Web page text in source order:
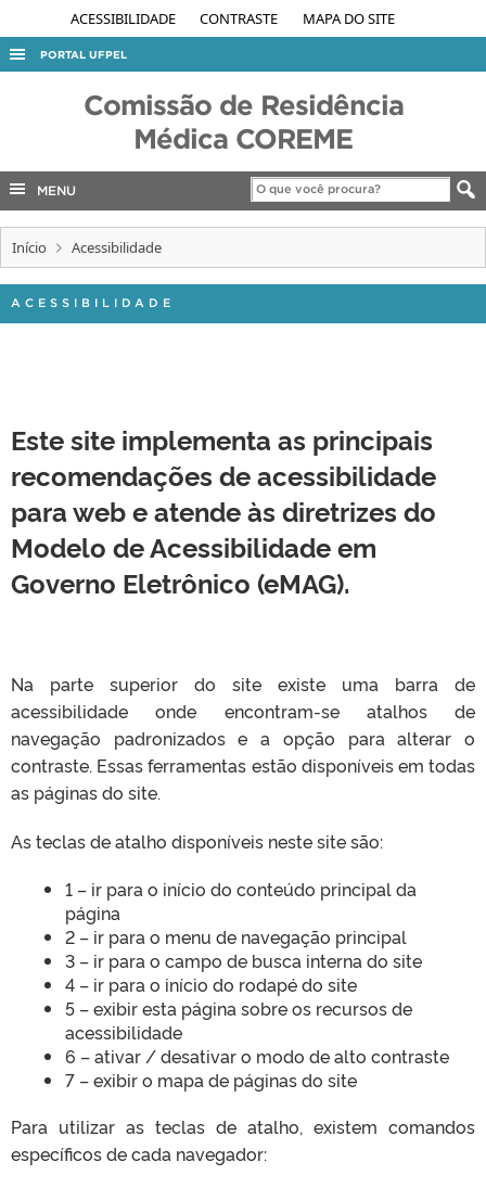
ACESSIBILIDADE CONTRASTE MAPA DO SITE
PORTAL UFPEL
Comissão de Residência
Médica COREME
MENU
Início Acessibilidade
ACESSIBILIDADE
Este site implementa as principais
recomendações de acessibilidade
para web e atende às diretrizes do
Modelo de Acessibilidade em
Governo Eletrônico (eMAG).
Na parte superior do site existe uma barra de
acessibilidade onde encontram-se atalhos de
navegação padronizados e a opção para alterar o
contraste. Essas ferramentas estão disponíveis em todas
as páginas do site.
As teclas de atalho disponíveis neste site são:
1 – ir para o início do conteúdo principal da
página
2 – ir para o menu de navegação principal
3 – ir para o campo de busca interna do site
4 – ir para o início do rodapé do site
5 – exibir esta página sobre os recursos de
acessibilidade
6 – ativar / desativar o modo de alto contraste
7 – exibir o mapa de páginas do site
Para utilizar as teclas de atalho, existem comandos
específicos de cada navegador: